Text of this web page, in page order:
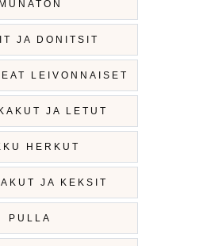
MUNATON
JA DONITSIT
LEIVONNAISET
JA LETUT
HERKUT
JA KEKSIT
PULLA